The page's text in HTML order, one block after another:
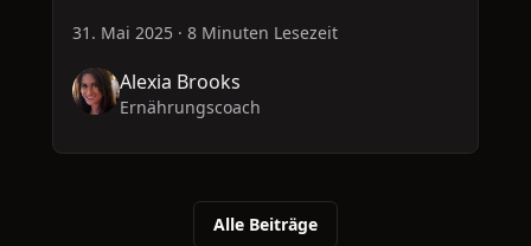
31. Mai 2025 · 8 Minuten Lesezeit
Alexia Brooks
Ernährungscoach
Alle Beiträge